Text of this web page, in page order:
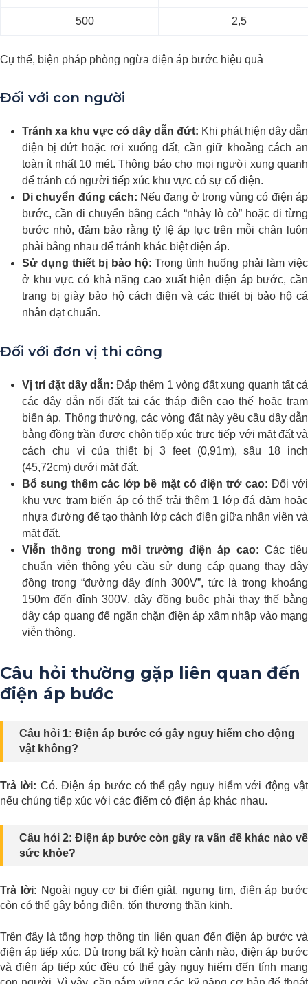
500 2,5
Cụ thể, biện pháp phòng ngừa điện áp bước hiệu quả
Đối với con người
Tránh xa khu vực có dây dẫn đứt: Khi phát hiện dây dẫn
điện bị đứt hoặc rơi xuống đất, cần giữ khoảng cách an
toàn ít nhất 10 mét. Thông báo cho mọi người xung quanh
để tránh có người tiếp xúc khu vực có sự cố điện.
Di chuyển đúng cách: Nếu đang ở trong vùng có điện áp
bước, cần di chuyển bằng cách “nhảy lò cò” hoặc đi từng
bước nhỏ, đảm bảo rằng tỷ lệ áp lực trên mỗi chân luôn
phải bằng nhau để tránh khác biệt điện áp.
Sử dụng thiết bị bảo hộ:Trong tình huống phải làm việc
ở khu vực có khả năng cao xuất hiện điện áp bước, cần
trang bị giày bảo hộ cách điện và các thiết bị bảo hộ cá
nhân đạt chuẩn.
Đối với đơn vị thi công
Vị trí đặt dây dẫn: Đắp thêm 1 vòng đất xung quanh tất cả
các dây dẫn nối đất tại các tháp điện cao thế hoặc trạm
biến áp. Thông thường, các vòng đất này yêu cầu dây dẫn
bằng đồng trần được chôn tiếp xúc trực tiếp với mặt đất và
cách chu vi của thiết bị 3 feet (0,91m), sâu 18 inch
(45,72cm) dưới mặt đất.
Bổ sung thêm các lớp bề mặt có điện trở cao: Đối với
khu vực trạm biến áp có thể trải thêm 1 lớp đá dăm hoặc
nhựa đường để tạo thành lớp cách điện giữa nhân viên và
mặt đất.
Viễn thông trong môi trường điện áp cao: Các tiêu
chuẩn viễn thông yêu cầu sử dụng cáp quang thay dây
đồng trong “đường dây đỉnh 300V”, tức là trong khoảng
150m đến đỉnh 300V, dây đồng buộc phải thay thế bằng
dây cáp quang để ngăn chặn điện áp xâm nhập vào mạng
viễn thông.
Câu hỏi thường gặp liên quan đến
điện áp bước
Câu hỏi 1: Điện áp bước có gây nguy hiểm cho động
vật không?
Trả lời: Có. Điện áp bước có thể gây nguy hiểm với động vật
nếu chúng tiếp xúc với các điểm có điện áp khác nhau.
Câu hỏi 2: Điện áp bước còn gây ra vấn đề khác nào về
sức khỏe?
Trả lời: Ngoài nguy cơ bị điện giật, ngưng tim, điện áp bước
còn có thể gây bỏng điện, tổn thương thần kinh.
Trên đây là tổng hợp thông tin liên quan đến điện áp bước và
điện áp tiếp xúc. Dù trong bất kỳ hoàn cảnh nào, điện áp bước
và điện áp tiếp xúc đều có thể gây nguy hiểm đến tính mạng